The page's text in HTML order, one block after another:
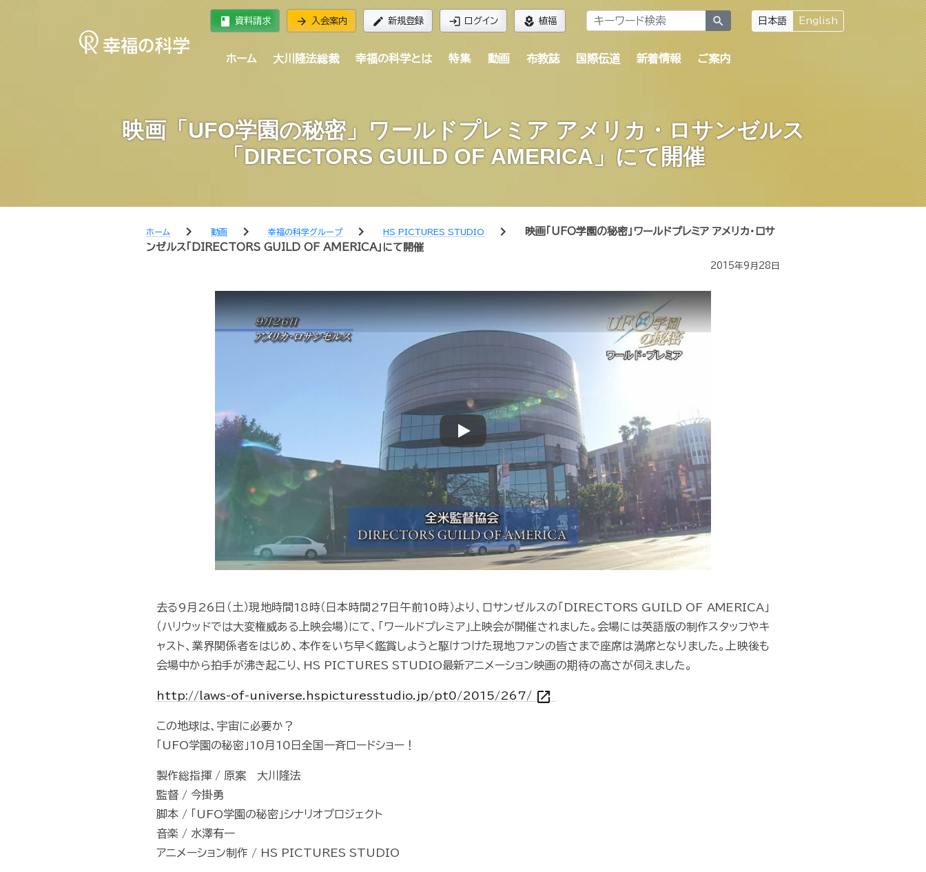
book 資料請求 arrow_forward 入会案内 edit 新規登録 login ログイン local_florist 植福 search 日本語 English
ホーム 大川隆法総裁 幸福の科学とは 特集 動画 布教誌 国際伝道 新着情報 ご案内
映画「UFO学園の秘密」ワールドプレミア アメリカ・ロサンゼルス
「DIRECTORS GUILD OF AMERICA」にて開催
ホーム chevron_right 動画 chevron_right 幸福の科学グループ chevron_right HS PICTURES STUDIO chevron_right
映画「UFO学園の秘密」ワールドプレミア アメリカ・ロサ
ンゼルス「DIRECTORS GUILD OF AMERICA」にて開催
2015年9月28日
Play
去る9月26日（土）現地時間18時（日本時間27日午前10時）より、ロサンゼルスの「DIRECTORS GUILD OF AMERICA」
（ハリウッドでは大変権威ある上映会場）にて、「ワールドプレミア」上映会が開催されました。会場には英語版の制作スタッフやキ
ャスト、業界関係者をはじめ、本作をいち早く鑑賞しようと駆けつけた現地ファンの皆さまで座席は満席となりました。上映後も
会場中から拍手が沸き起こり、HS PICTURES STUDIO最新アニメーション映画の期待の高さが伺えました。
http://laws-of-universe.hspicturesstudio.jp/pt0/2015/267/ open_in_new
この地球は、宇宙に必要か？
「UFO学園の秘密」10月10日全国一斉ロードショー！
製作総指揮 / 原案 大川隆法
監督 / 今掛勇
脚本 / 「UFO学園の秘密」シナリオプロジェクト
音楽 / 水澤有一
アニメーション制作 / HS PICTURES STUDIO